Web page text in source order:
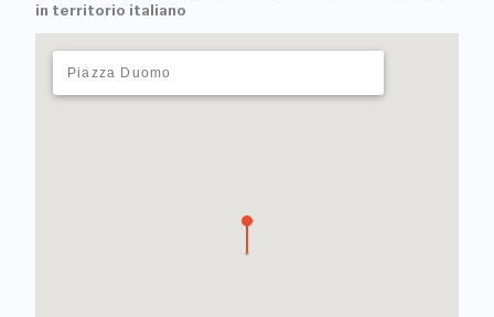
in territorio italiano